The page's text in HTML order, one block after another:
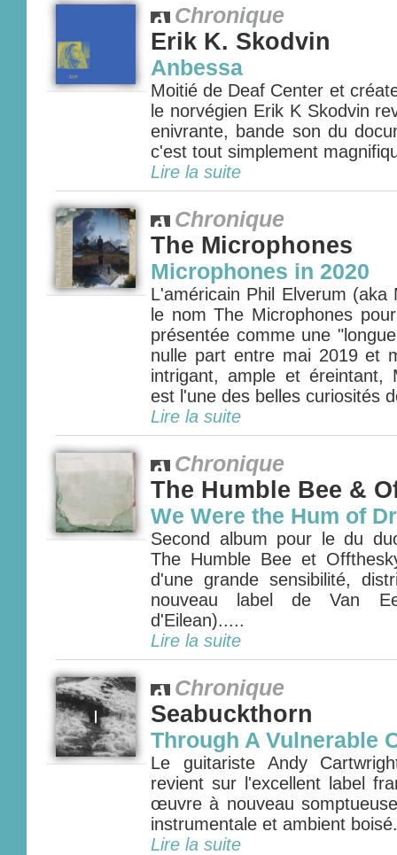
Chronique
Erik K. Skodvin
Anbessa
Moitié de Deaf Center et
le norvégien Erik K Skodvin
enivrante, bande son du
c'est tout simplement
Lire la suite
Chronique
The Microphones
Microphones in 2020
L'américain Phil Elverum (aka
le nom The Microphones
présentée comme une
nulle part entre mai 2019 et
intrigant, ample et éreintant,
est l'une des belles curiosités
Lire la suite
Chronique
The Humble Bee &
We Were the Hum of
Second album pour le du
The Humble Bee et
d'une grande sensibilité,
nouveau label de Van
d'Eilean).....
Lire la suite
Chronique
Seabuckthorn
Through A Vulnerable
Le guitariste Andy
revient sur l'excellent label
œuvre à nouveau
instrumentale et ambient
Lire la suite